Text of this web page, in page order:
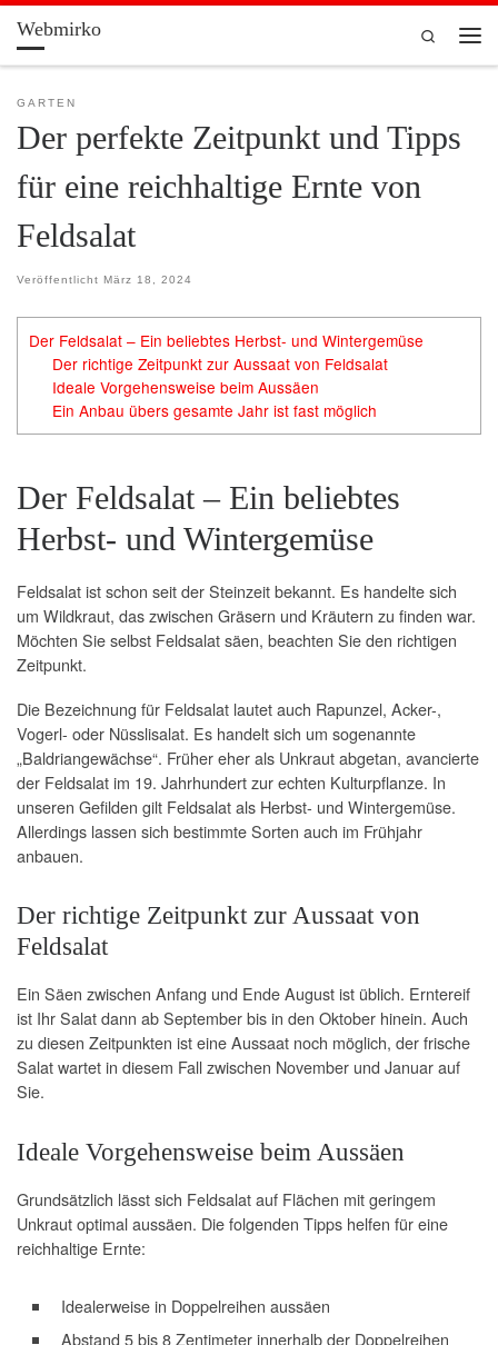
Zum Inhalt springen
Webmirko
Search
GARTEN
Der perfekte Zeitpunkt und Tipps
für eine reichhaltige Ernte von
Feldsalat
Veröffentlicht März 18, 2024
Der Feldsalat – Ein beliebtes Herbst- und Wintergemüse
Der richtige Zeitpunkt zur Aussaat von Feldsalat
Ideale Vorgehensweise beim Aussäen
Ein Anbau übers gesamte Jahr ist fast möglich
Der Feldsalat – Ein beliebtes
Herbst- und Wintergemüse
Feldsalat ist schon seit der Steinzeit bekannt. Es handelte sich
um Wildkraut, das zwischen Gräsern und Kräutern zu finden war.
Möchten Sie selbst Feldsalat säen, beachten Sie den richtigen
Zeitpunkt.
Die Bezeichnung für Feldsalat lautet auch Rapunzel, Acker-,
Vogerl- oder Nüsslisalat. Es handelt sich um sogenannte
„Baldriangewächse“. Früher eher als Unkraut abgetan, avancierte
der Feldsalat im 19. Jahrhundert zur echten Kulturpflanze. In
unseren Gefilden gilt Feldsalat als Herbst- und Wintergemüse.
Allerdings lassen sich bestimmte Sorten auch im Frühjahr
anbauen.
Der richtige Zeitpunkt zur Aussaat von
Feldsalat
Ein Säen zwischen Anfang und Ende August ist üblich. Erntereif
ist Ihr Salat dann ab September bis in den Oktober hinein. Auch
zu diesen Zeitpunkten ist eine Aussaat noch möglich, der frische
Salat wartet in diesem Fall zwischen November und Januar auf
Sie.
Ideale Vorgehensweise beim Aussäen
Grundsätzlich lässt sich Feldsalat auf Flächen mit geringem
Unkraut optimal aussäen. Die folgenden Tipps helfen für eine
reichhaltige Ernte:
Idealerweise in Doppelreihen aussäen
Abstand 5 bis 8 Zentimeter innerhalb der Doppelreihen